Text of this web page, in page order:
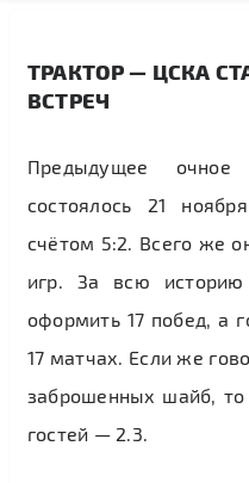
ТРАКТОР — ЦСКА
ВСТРЕЧ
Предыдущее очное
состоялось 21
счётом 5:2. Всего же
игр. За всю историю
оформить 17 побед, а
17 матчах. Если же
заброшенных шайб, то
гостей — 2.3.